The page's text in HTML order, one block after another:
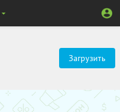
Загрузить